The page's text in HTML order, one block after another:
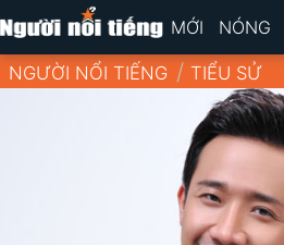
MỚI NÓNG
NGƯỜI NỔI TIẾNG TIỂU SỬ